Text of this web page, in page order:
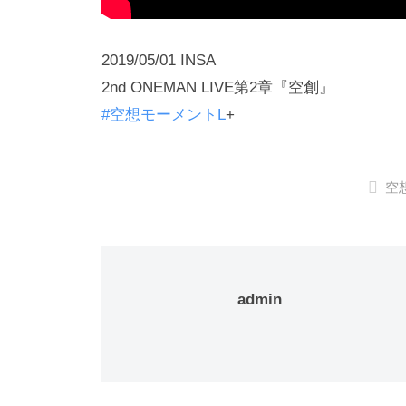
2019/05/01 INSA
2nd ONEMAN LIVE第2章『空創』
#空想モーメントL+
空
admin